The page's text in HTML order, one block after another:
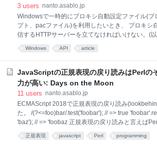
モジュールを介して外部ライブラリにアクセスす
このとき、ラッパーモジュール内でグローバル変
他のモジュールではそのグローバル変数にアクセ
には、どうしたらよいでしょうか。 TypeScript で
3 users nanto.asablo.jp
Windowsで一時的にプロキシ自動設定ファイル(プ
プト、pacファイル)を利用したいとき、 プロキシ
信するHTTPサーバーを立てなければいけない。(
ファイルを配信するHTTPサーバーを立ち上げ、そ
プロキシ設定に指定するPowerShellスクリプトを
ク先のスクリプトをローカルに保存し、Explorerで
ソールウィンドウが開き、スクリプト中に記述さ
Windows API article
JavaScriptの正規表現の戻り読みはPerlの
力が高い: Days on the Moon
11 users nanto.asablo.jp
ECMAScript 2018で正規表現の戻り読み
た。 /(?<=foo)bar/.test('foobar'); // => true
'baz'); // => 'foobaz 正規表現の戻り読みと言えば
ースのバージョン5.005からサポートしており、そ
と思いたくなるかもしれません。しかし、
正規表現 javascript Perl programming